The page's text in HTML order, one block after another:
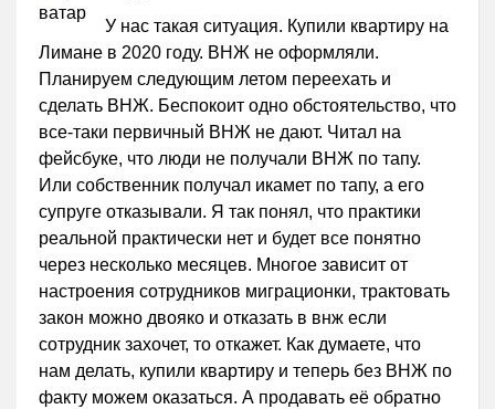
У нас такая ситуация. Купили квартиру на
Лимане в 2020 году. ВНЖ не оформляли.
Планируем следующим летом переехать и
сделать ВНЖ. Беспокоит одно обстоятельство, что
все-таки первичный ВНЖ не дают. Читал на
фейсбуке, что люди не получали ВНЖ по тапу.
Или собственник получал икамет по тапу, а его
супруге отказывали. Я так понял, что практики
реальной практически нет и будет все понятно
через несколько месяцев. Многое зависит от
настроения сотрудников миграционки, трактовать
закон можно двояко и отказать в внж если
сотрудник захочет, то откажет. Как думаете, что
нам делать, купили квартиру и теперь без ВНЖ по
факту можем оказаться. А продавать её обратно